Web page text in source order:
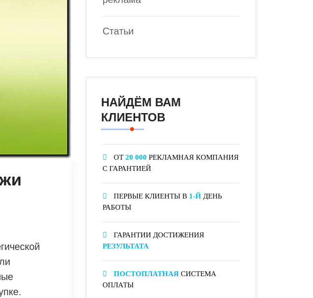
Статьи
НАЙДЁМ ВАМ
КЛИЕНТОВ
ОТ 20 000 РЕКЛАМНАЯ КОМПАНИЯ
С ГАРАНТИЕЙ
ПЕРВЫЕ КЛИЕНТЫ В 1-Й ДЕНЬ
РАБОТЫ
ГАРАНТИИ ДОСТИЖЕНИЯ
РЕЗУЛЬТАТА
ПОСТОПЛАТНАЯ СИСТЕМА
ОПЛАТЫ